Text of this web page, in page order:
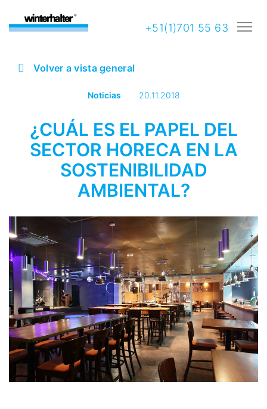
+51(1)701 55 63
Volver a vista general
Noticias 20.11.2018
¿CUÁL ES EL PAPEL DEL
SECTOR HORECA EN LA
SOSTENIBILIDAD
AMBIENTAL?